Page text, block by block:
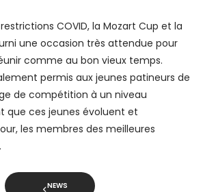
COVID, la Mozart Cup et la
une occasion très attendue pour
comme au bon vieux temps.
permis aux jeunes patineurs de
de compétition à un niveau
que ces jeunes évoluent et
les membres des meilleures
NEWS